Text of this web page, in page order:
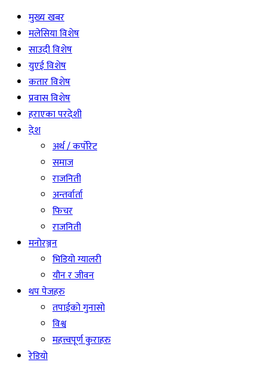
मुख्य खबर
मलेसिया विशेष
साउदी विशेष
युएई विशेष
कतार विशेष
प्रवास विशेष
हराएका परदेशी
देश
अर्थ / कर्पोरेट
समाज
राजनिती
अन्तर्वार्ता
फिचर
राजनिती
मनोरञ्जन
भिडियो ग्यालरी
यौन र जीवन
थप पेजहरु
तपाईको गुनासो
विश्व
महत्त्वपूर्ण कुराहरु
रेडियो